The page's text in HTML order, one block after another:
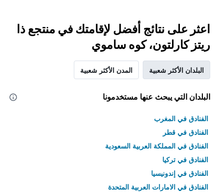
اعثر على نتائج أفضل لإقامتك في منتجع ذا
ريتز كارلتون، كوه ساموي
البلدان الأكثر شعبية المدن الأكثر شعبية
البلدان التي يبحث عنها مستخدمونا
الفنادق في المغرب
الفنادق في قطر
الفنادق في المملكة العربية السعودية
الفنادق في تركيا
الفنادق في إندونيسيا
الفنادق في الامارات العربية المتحدة